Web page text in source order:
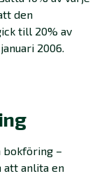
den
till 20% av
2006.
bokföring –
att anlita en